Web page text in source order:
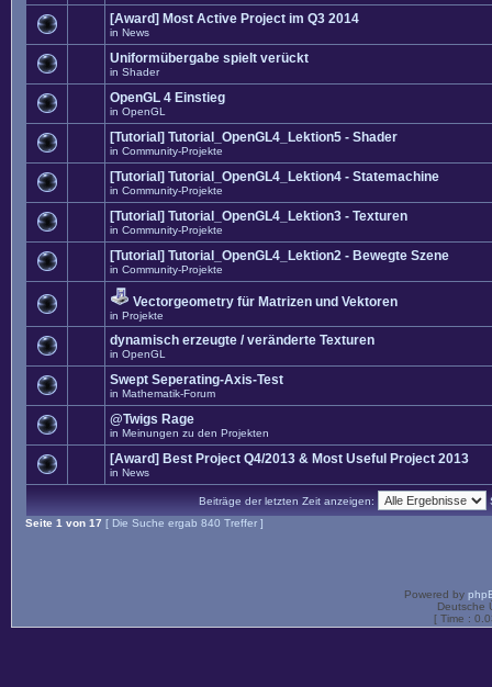
[Award] Most Active Project im Q3 2014
in News
Uniformübergabe spielt verückt
in Shader
OpenGL 4 Einstieg
in OpenGL
[Tutorial] Tutorial_OpenGL4_Lektion5 - Shader
in Community-Projekte
[Tutorial] Tutorial_OpenGL4_Lektion4 - Statemachine
in Community-Projekte
[Tutorial] Tutorial_OpenGL4_Lektion3 - Texturen
in Community-Projekte
[Tutorial] Tutorial_OpenGL4_Lektion2 - Bewegte Szene
in Community-Projekte
Vectorgeometry für Matrizen und Vektoren
in Projekte
dynamisch erzeugte / veränderte Texturen
in OpenGL
Swept Seperating-Axis-Test
in Mathematik-Forum
@Twigs Rage
in Meinungen zu den Projekten
[Award] Best Project Q4/2013 & Most Useful Project 2013
in News
Beiträge der letzten Zeit anzeigen:
Seite 1 von 17 [ Die Suche ergab 840 Treffer ]
Powered by
Deutsche
[ Time :